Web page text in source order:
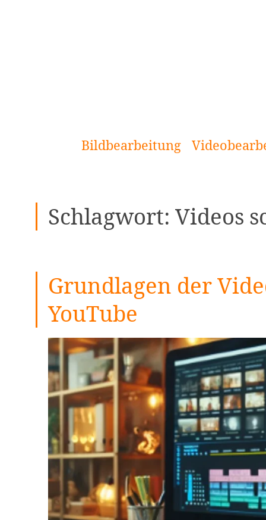
Bildbearbeitung
Schlagwort: Videos
Grundlagen der
YouTube